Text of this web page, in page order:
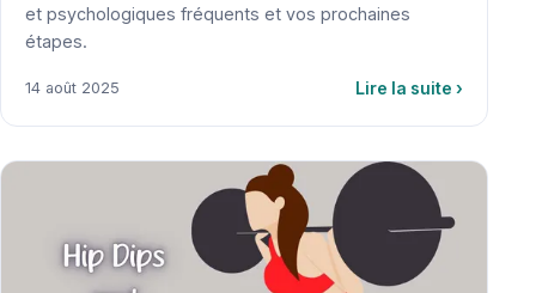
et psychologiques fréquents et vos prochaines
étapes.
14 août 2025 Lire la suite ›